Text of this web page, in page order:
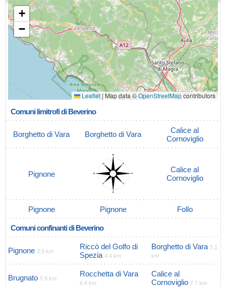
+
−
Leaflet | Map data ©OpenStreetMapcontributors
Comuni limitrofi di Beverino
Borghetto di Vara Borghetto di Vara
Calice al
Cornoviglio
Pignone
Calice al
Cornoviglio
Pignone Pignone Follo
Comuni confinanti di Beverino
Pignone 3.9 km
Riccò del Golfo di
Spezia 4.4 km
Borghetto di Vara 5.1
km
Brugnato 5.9 km
Rocchetta di Vara
6.4 km
Calice al
Cornoviglio 7.7 km